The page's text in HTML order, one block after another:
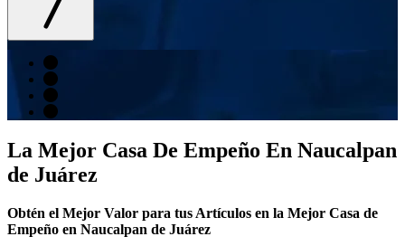
La Mejor Casa De Empeño En Naucalpan
de Juárez
Obtén el Mejor Valor para tus Artículos en la Mejor Casa de
Empeño en Naucalpan de Juárez